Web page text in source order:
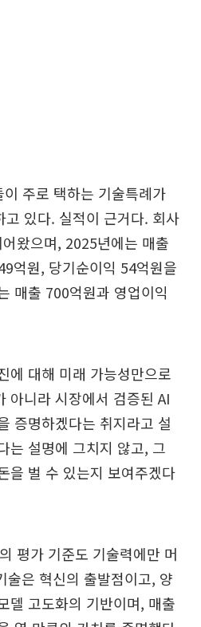
주로 택하는 기술특례가
고 있다. 실적이 근거다. 회사
왔으며, 2025년에는 매출
억원, 당기순이익 54억원을
매출 700억원과 영업이익
에 대해 미래 가능성만으로
아니라 시장에서 검증된 AI
증명하겠다는 취지라고 설
는 설명에 그치지 않고, 그
을 벌 수 있는지 보여주겠다
평가 기준도 기술력에만 머
술은 혁신의 출발점이고, 양
델 고도화의 기반이며, 매출